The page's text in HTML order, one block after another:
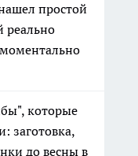
простой
реально
которые
заготовка,
до весны в